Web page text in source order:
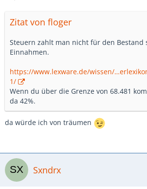
Zitat von floger
Steuern zahlt man nicht für den Bestand
Einnahmen.
https://www.lexware.de/wissen/
1/
Wenn du über die Grenze von 68.481
da 42%.
da würde ich von träumen
Sxndrx